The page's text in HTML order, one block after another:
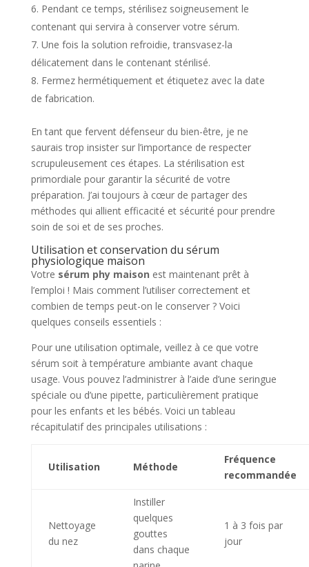
Pendant ce temps, stérilisez soigneusement le
contenant qui servira à conserver votre sérum.
Une fois la solution refroidie, transvasez-la
délicatement dans le contenant stérilisé.
Fermez hermétiquement et étiquetez avec la date
de fabrication.
En tant que fervent défenseur du bien-être, je ne
saurais trop insister sur l’importance de respecter
scrupuleusement ces étapes. La stérilisation est
primordiale pour garantir la sécurité de votre
préparation. J’ai toujours à cœur de partager des
méthodes qui allient efficacité et sécurité pour prendre
soin de soi et de ses proches.
Utilisation et conservation du sérum
physiologique maison
Votre sérum phy maison est maintenant prêt à
l’emploi ! Mais comment l’utiliser correctement et
combien de temps peut-on le conserver ? Voici
quelques conseils essentiels :
Pour une utilisation optimale, veillez à ce que votre
sérum soit à température ambiante avant chaque
usage. Vous pouvez l’administrer à l’aide d’une seringue
spéciale ou d’une pipette, particulièrement pratique
pour les enfants et les bébés. Voici un tableau
récapitulatif des principales utilisations :
Utilisation Méthode
Fréquence
recommandée
Nettoyage
du nez
Instiller
quelques
gouttes
dans chaque
1 à 3 fois par
jour